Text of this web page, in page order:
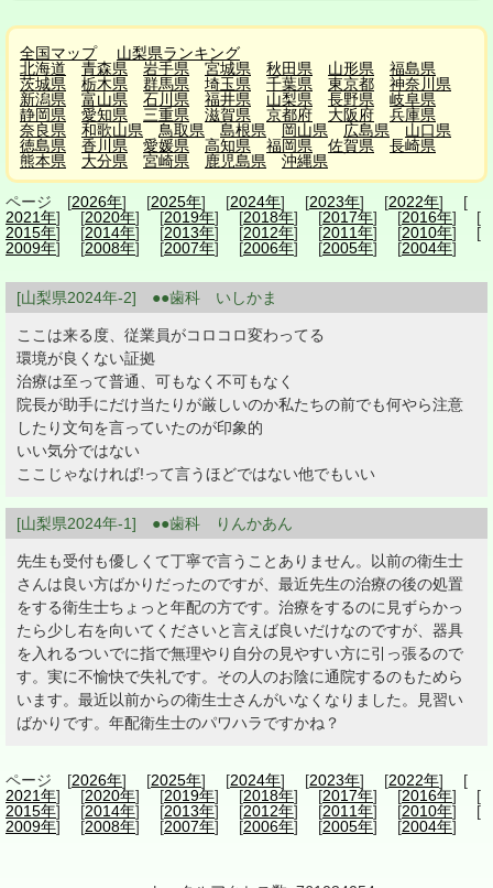
全国マップ
山梨県ランキング
北海道
青森県 岩手県 宮城県 秋田県 山形県
福島県
茨城県
栃木県 群馬県 埼玉県 千葉県 東京都
神奈川県
新潟県
富山県 石川県 福井県 山梨県 長野県
岐阜県
静岡県
愛知県 三重県 滋賀県 京都府 大阪府
兵庫県
奈良県
和歌山県 鳥取県 島根県 岡山県 広島県
山口県
徳島県
香川県 愛媛県 高知県 福岡県 佐賀県
長崎県
熊本県
大分県 宮崎県 鹿児島県 沖縄県
ページ [2026年] [2025年] [2024年] [2023年] [2022年] [
2021年] [2020年] [2019年] [2018年] [2017年] [2016年] [
2015年] [2014年] [2013年] [2012年] [2011年] [2010年] [
2009年] [2008年] [2007年] [2006年] [2005年] [2004年]
[山梨県2024年-2] ●●歯科 いしかま
ここは来る度、従業員がコロコロ変わってる
環境が良くない証拠
治療は至って普通、可もなく不可もなく
院長が助手にだけ当たりが厳しいのか私たちの前でも何やら注意
したり文句を言っていたのが印象的
いい気分ではない
ここじゃなければ!って言うほどではない他でもいい
[山梨県2024年-1] ●●歯科 りんかあん
先生も受付も優しくて丁寧で言うことありません。以前の衛生士
さんは良い方ばかりだったのですが、最近先生の治療の後の処置
をする衛生士ちょっと年配の方です。治療をするのに見ずらかっ
たら少し右を向いてくださいと言えば良いだけなのですが、器具
を入れるついでに指で無理やり自分の見やすい方に引っ張るので
す。実に不愉快で失礼です。その人のお陰に通院するのもためら
います。最近以前からの衛生士さんがいなくなりました。見習い
ばかりです。年配衛生士のパワハラですかね？
ページ [2026年] [2025年] [2024年] [2023年] [2022年] [
2021年] [2020年] [2019年] [2018年] [2017年] [2016年] [
2015年] [2014年] [2013年] [2012年] [2011年] [2010年] [
2009年] [2008年] [2007年] [2006年] [2005年] [2004年]